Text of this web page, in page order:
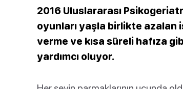
2016 Uluslararası
oyunları yaşla birlikte azalan
verme ve kısa süreli hafıza
yardımcı oluyor.